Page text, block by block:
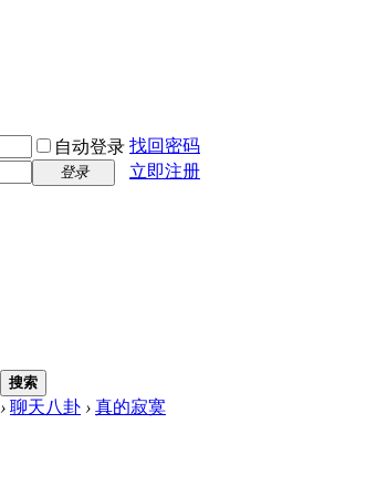
自动登录 找回密码
登录 立即注册
搜索
› 聊天八卦 › 真的寂寞